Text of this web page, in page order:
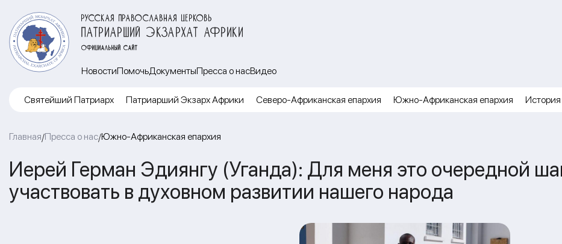
РУССКАЯ ПРАВОСЛАВНАЯ ЦЕРКОВЬ
ПАТРИАРШИЙ ЭКЗАРХАТ АФРИКИ
ОФИЦИАЛЬНЫЙ САЙТ
НовостиПомочьДокументыПресса о насВидео
Cвятейший Патриарх Патриарший Экзарх Африки Северо-Африканская епархия Южно-Африканская епархия История
Главная/Пресса о нас/Южно-Африканская епархия
Иерей Герман Эдиянгу (Уганда): Для меня это очередной
участвовать в духовном развитии нашего народа